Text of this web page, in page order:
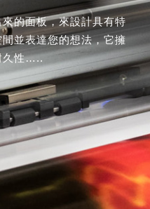
的面板，來設計具有特
並表達您的想法，它擁
久性…..